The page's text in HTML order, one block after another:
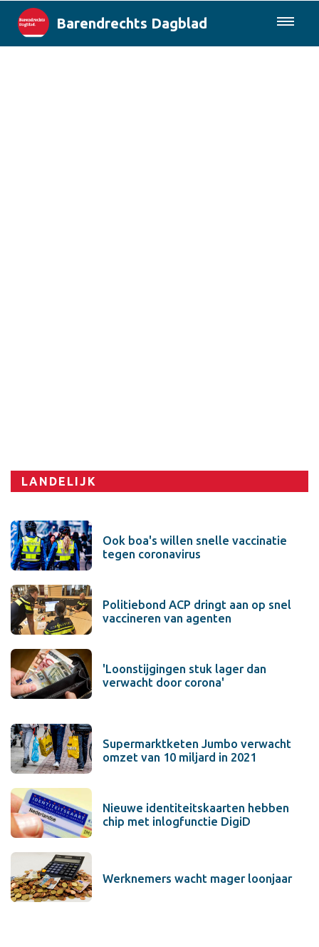
Barendrechts Dagblad
LANDELIJK
Ook boa's willen snelle vaccinatie
tegen coronavirus
Politiebond ACP dringt aan op snel
vaccineren van agenten
'Loonstijgingen stuk lager dan
verwacht door corona'
Supermarktketen Jumbo verwacht
omzet van 10 miljard in 2021
Nieuwe identiteitskaarten hebben
chip met inlogfunctie DigiD
Werknemers wacht mager loonjaar